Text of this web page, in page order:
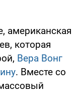
американская
которая
Вера Вонг
. Вместе со